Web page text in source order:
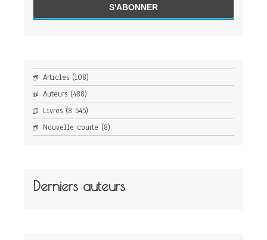
Articles (108)
Auteurs (488)
Livres (8 545)
Nouvelle courte (8)
Derniers auteurs